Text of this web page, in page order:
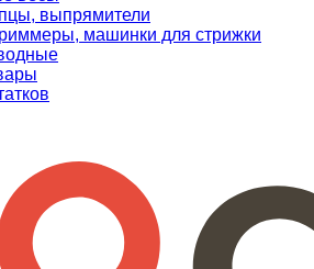
выпрямители
машинки для стрижки